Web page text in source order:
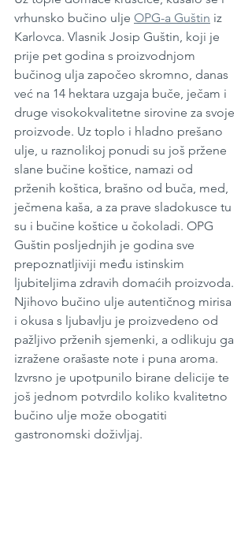
vrhunsko bučino ulje OPG-a Guštin iz
Karlovca. Vlasnik Josip Guštin, koji je
prije pet godina s proizvodnjom
bučinog ulja započeo skromno, danas
već na 14 hektara uzgaja buče, ječam i
druge visokokvalitetne sirovine za svoje
proizvode. Uz toplo i hladno prešano
ulje, u raznolikoj ponudi su još pržene
slane bučine koštice, namazi od
prženih koštica, brašno od buča, med,
ječmena kaša, a za prave sladokusce tu
su i bučine koštice u čokoladi. OPG
Guštin posljednjih je godina sve
prepoznatljiviji među istinskim
ljubiteljima zdravih domaćih proizvoda.
Njihovo bučino ulje autentičnog mirisa
i okusa s ljubavlju je proizvedeno od
pažljivo prženih sjemenki, a odlikuju ga
izražene orašaste note i puna aroma.
Izvrsno je upotpunilo birane delicije te
još jednom potvrdilo koliko kvalitetno
bučino ulje može obogatiti
gastronomski doživljaj.